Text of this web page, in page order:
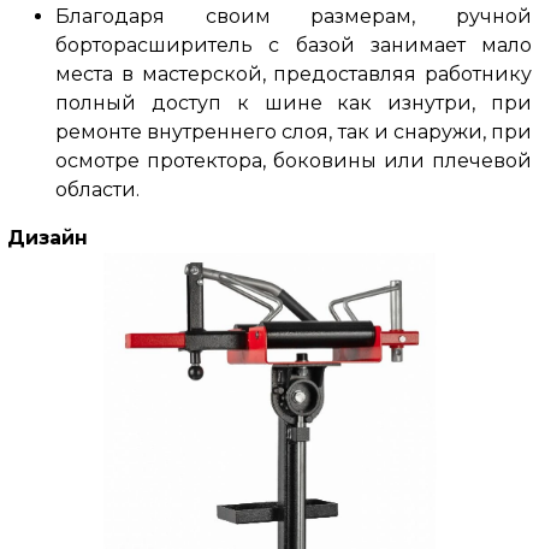
Благодаря своим размерам, ручной
борторасширитель с базой занимает мало
места в мастерской, предоставляя работнику
полный доступ к шине как изнутри, при
ремонте внутреннего слоя, так и снаружи, при
осмотре протектора, боковины или плечевой
области.
Дизайн